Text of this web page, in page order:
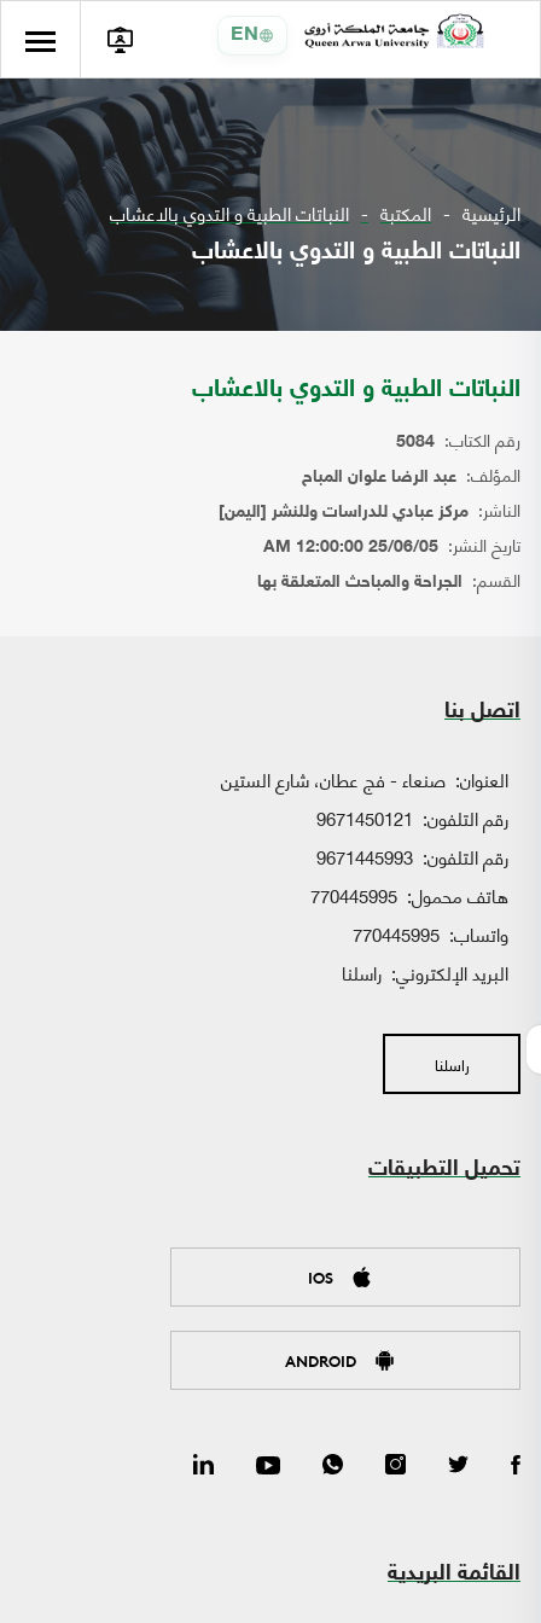
EN
الرئيسية المكتبة النباتات الطبية و التدوي بالاعشاب
النباتات الطبية و التدوي بالاعشاب
النباتات الطبية و التدوي بالاعشاب
رقم الكتاب: 5084
المؤلف: عبد الرضا علوان المباح
الناشر: مركز عبادي للدراسات وللنشر [اليمن]
تاريخ النشر: 25/06/05 12:00:00 AM
القسم: الجراحة والمباحث المتعلقة بها
اتصل بنا
العنوان: صنعاء - فج عطان، شارع الستين
رقم التلفون: 9671450121
رقم التلفون: 9671445993
هاتف محمول: 770445995
واتساب:
البريد الإلكتروني: راسلنا
راسلنا
تحميل التطبيقات
IOS
ANDROID
القائمة البريدية